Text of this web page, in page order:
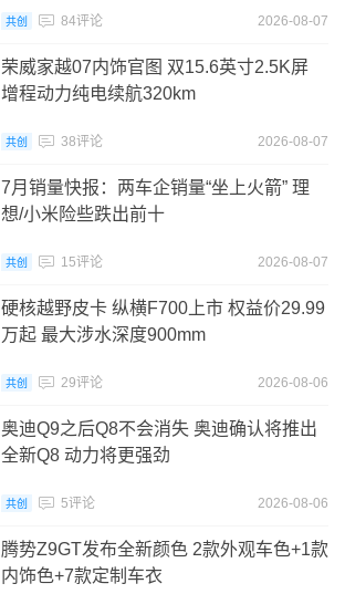
共创 84评论 2026-08-07
荣威家越07内饰官图 双15.6英寸2.5K屏
增程动力纯电续航320km
共创 38评论 2026-08-07
7月销量快报：两车企销量“坐上火箭” 理
想/小米险些跌出前十
共创 15评论 2026-08-07
硬核越野皮卡 纵横F700上市 权益价29.99
万起 最大涉水深度900mm
共创 29评论 2026-08-06
奥迪Q9之后Q8不会消失 奥迪确认将推出
全新Q8 动力将更强劲
共创 5评论 2026-08-06
腾势Z9GT发布全新颜色 2款外观车色+1款
内饰色+7款定制车衣